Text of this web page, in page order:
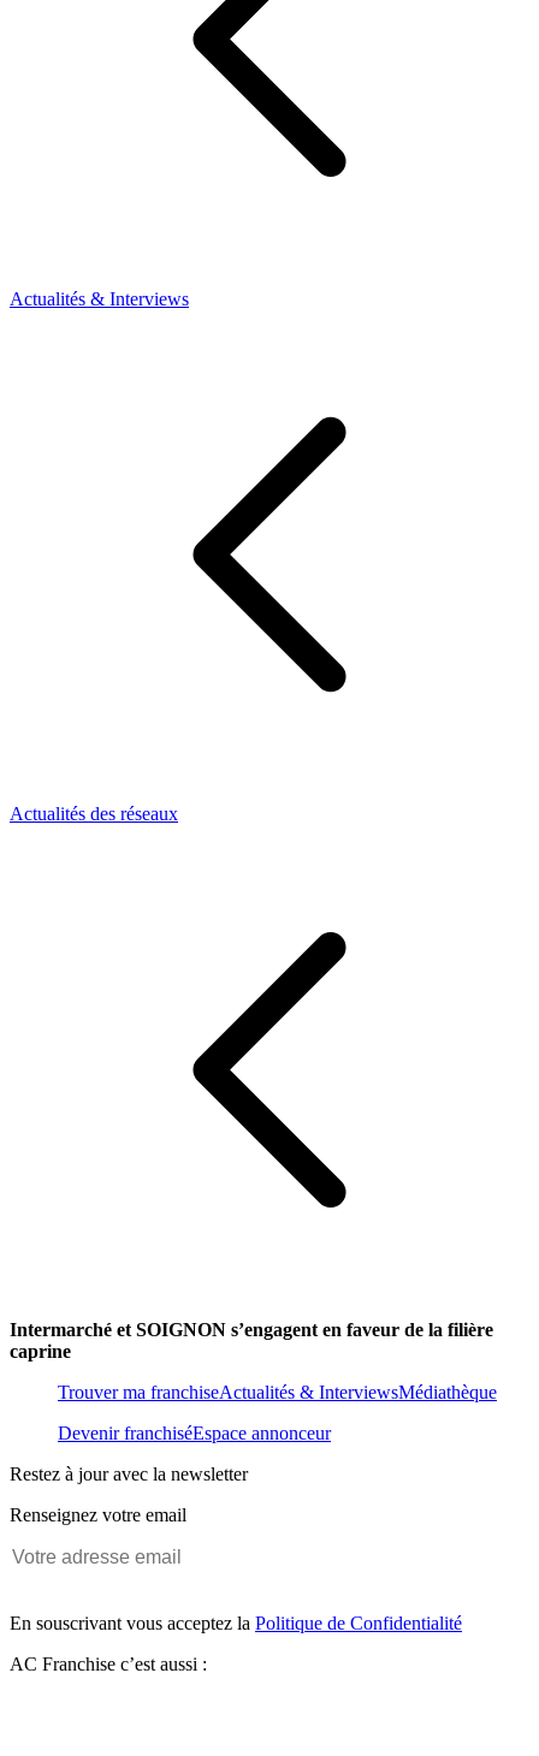
Actualités & Interviews
Actualités des réseaux
Intermarché et SOIGNON s’engagent en faveur de la filière
caprine
Trouver ma franchiseActualités & InterviewsMédiathèque
Devenir franchiséEspace annonceur
Restez à jour avec la newsletter
Renseignez votre email
En souscrivant vous acceptez la Politique de Confidentialité
AC Franchise c’est aussi :